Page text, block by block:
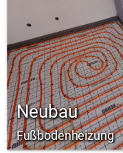
Neubau
Fußbodenheizung